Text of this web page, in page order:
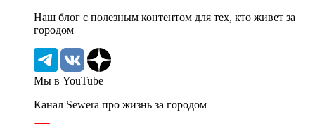
Наш блог c полезным контентом для тех, кто живет за
городом
Мы в YouTube
Канал Sewera про жизнь за городом